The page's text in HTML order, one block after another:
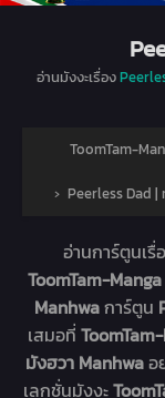
อ่านมังงะเรื่อง
ToomTam-
› Peerless Dad |
อ่านการ์ตูนเรื่
ToomTam-
Manhwaการ์ตูน
เสมอที่
มังฮวา Manhwaอ
เลกชั่นมังงะ